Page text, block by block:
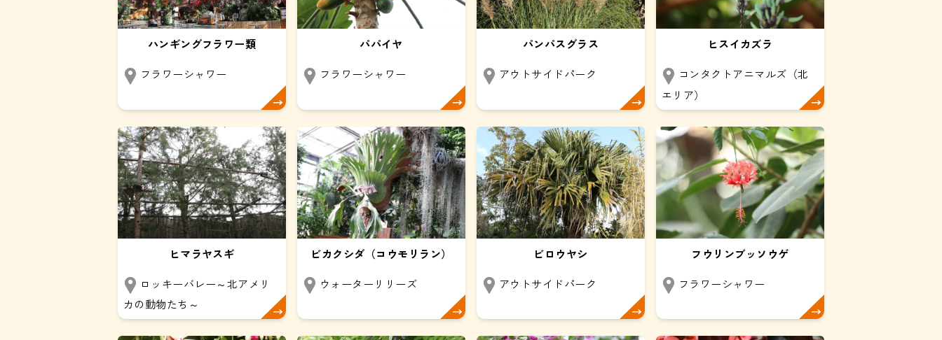
ハンギングフラワー類
フラワーシャワー
パパイヤ
フラワーシャワー
パンパスグラス
アウトサイドパーク
ヒスイカズラ
コンタクトアニマルズ（北
エリア）
ヒマラヤスギ
ロッキーバレー～北アメリ
カの動物たち～
ビカクシダ（コウモリラン）
ウォーターリリーズ
ビロウヤシ
アウトサイドパーク
フウリンブッソウゲ
フラワーシャワー